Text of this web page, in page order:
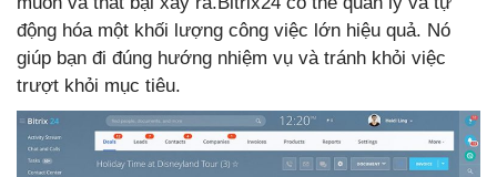
động hóa một khối lượng công việc lớn hiệu quả. Nó
giúp bạn đi đúng hướng nhiệm vụ và tránh khỏi việc
trượt khỏi mục tiêu.